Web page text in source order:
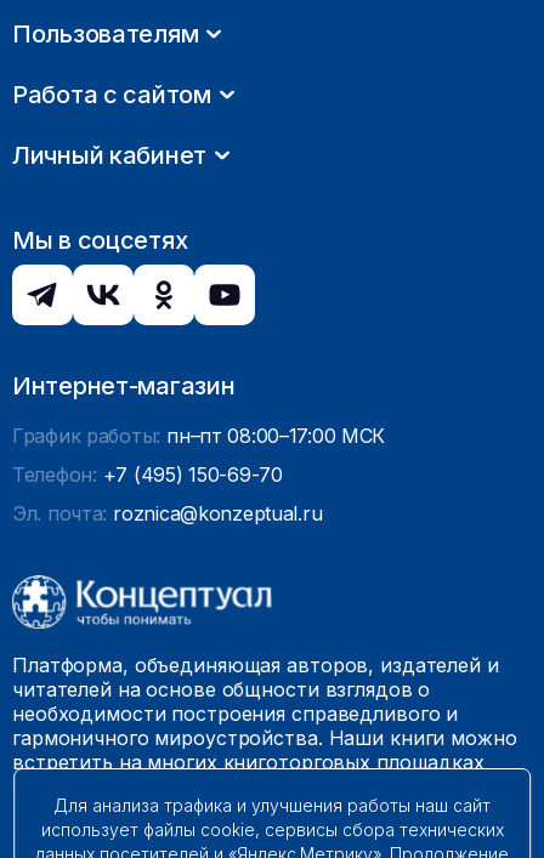
Пользователям
Работа с сайтом
Личный кабинет
Мы в соцсетях
Интернет-магазин
График работы: пн–пт 08:00–17:00 МСК
Телефон: +7 (495) 150-69-70
Эл. почта: roznica@konzeptual.ru
Платформа, объединяющая авторов, издателей и
читателей на основе общности взглядов о
необходимости построения справедливого и
гармоничного мироустройства. Наши книги можно
встретить на многих книготорговых площадках
© 2009 – 2026. Все права защищены.
Для анализа трафика и улучшения работы наш сайт
использует файлы cookie, сервисы сбора технических
данных посетителей и «Яндекс.Метрику». Продолжение